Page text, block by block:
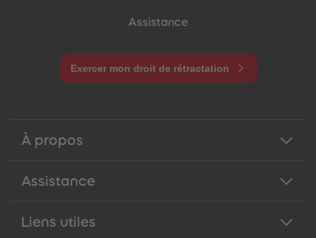
Assistance
Exercer mon droit de rétractation
À propos
Assistance
Liens utiles